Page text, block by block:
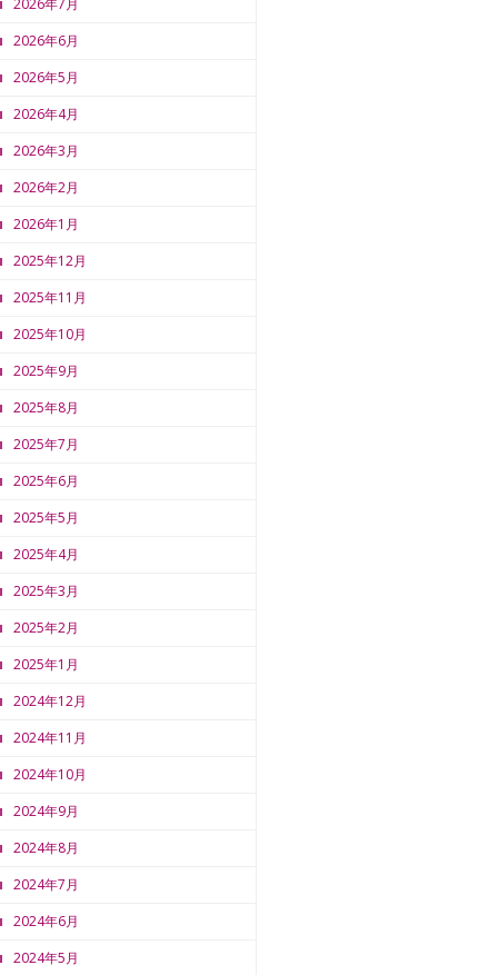
2026年7月
2026年6月
2026年5月
2026年4月
2026年3月
2026年2月
2026年1月
2025年12月
2025年11月
2025年10月
2025年9月
2025年8月
2025年7月
2025年6月
2025年5月
2025年4月
2025年3月
2025年2月
2025年1月
2024年12月
2024年11月
2024年10月
2024年9月
2024年8月
2024年7月
2024年6月
2024年5月